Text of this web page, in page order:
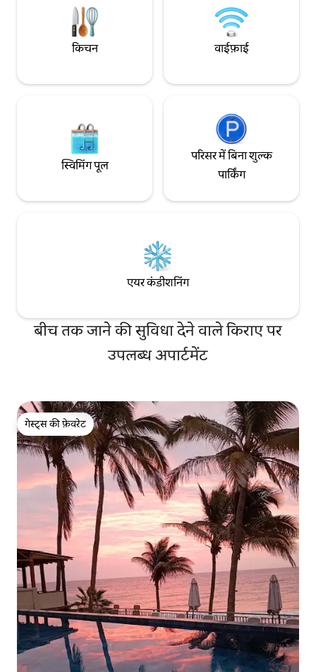
किचन वाईफ़ाई
स्विमिंग पूल
परिसर में बिना शुल्क
पार्किंग
एयर कंडीशनिंग
बीच तक जाने की सुविधा देने वाले किराए पर
उपलब्ध अपार्टमेंट
गेस्ट्स की फ़ेवरेट
गेस्ट्स की फ़ेवरेट